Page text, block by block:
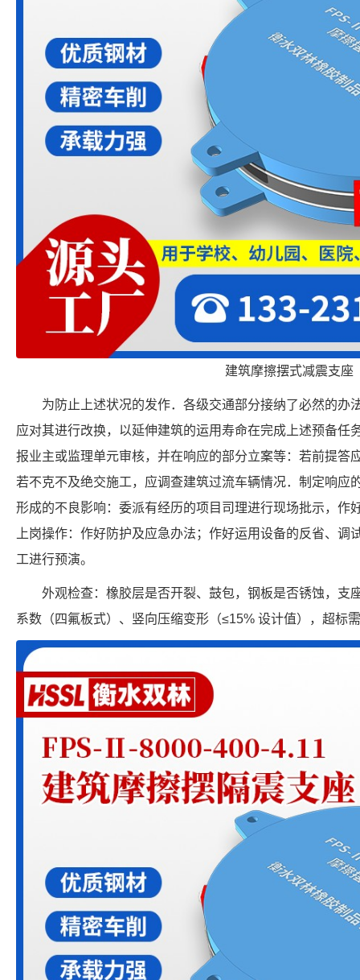
建筑摩擦摆式减震支座
为防止上述状况的发作．各级交通部分接纳了必然的办
应对其进行改换，以延伸建筑的运用寿命在完成上述预备任
报业主或监理单元审核，并在响应的部分立案等：若前提答
若不克不及绝交施工，应调查建筑过流车辆情况．制定响应
形成的不良影响：委派有经历的项目司理进行现场批示，作
上岗操作：作好防护及应急办法；作好运用设备的反省、调
工进行预演。
外观检查：橡胶层是否开裂、鼓包，钢板是否锈蚀，支
系数（四氟板式）、竖向压缩变形（≤15% 设计值），超标